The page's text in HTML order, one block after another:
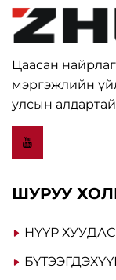
Цаасан
мэргэжлийн
улсын
ШУРУУ
НҮҮР ХУУДАС